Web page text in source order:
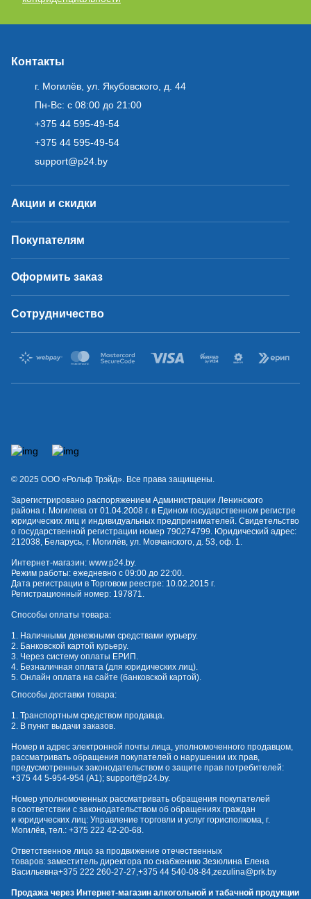
Контакты
г. Могилёв, ул. Якубовского, д. 44
Пн-Вс: с 08:00 до 21:00
+375 44 595-49-54
+375 44 595-49-54
support@p24.by
Акции и скидки
Покупателям
Оформить заказ
Сотрудничество
© 2025 OOO «Рольф Трэйд». Все права защищены.
Зарегистрировано распоряжением Администрации Ленинского
района г. Могилева от 01.04.2008 г. в Едином государственном регистре
юридических лиц и индивидуальных предпринимателей. Свидетельство
о государственной регистрации номер 790274799. Юридический адрес:
212038, Беларусь, г. Могилёв, ул. Мовчанского, д. 53, оф. 1.
Интернет-магазин: www.p24.by.
Режим работы: ежедневно с 09:00 до 22:00.
Дата регистрации в Торговом реестре: 10.02.2015 г.
Регистрационный номер: 197871.
Способы оплаты товара:
1. Наличными денежными средствами курьеру.
2. Банковской картой курьеру.
3. Через систему оплаты ЕРИП.
4. Безналичная оплата (для юридических лиц).
5. Онлайн оплата на сайте (банковской картой).
Способы доставки товара:
1. Транспортным средством продавца.
2. В пункт выдачи заказов.
Номер и адрес электронной почты лица, уполномоченного продавцом,
рассматривать обращения покупателей о нарушении их прав,
предусмотренных законодательством о защите прав потребителей:
+375 44 5-954-954 (А1); support@p24.by.
Номер уполномоченных рассматривать обращения покупателей
в соответствии с законодательством об обращениях граждан
и юридических лиц: Управление торговли и услуг горисполкома, г.
Могилёв, тел.: +375 222 42-20-68.
Ответственное лицо за продвижение отечественных
товаров: заместитель директора по снабжению Зезюлина Елена
Васильевна+375 222 260-27-27,+375 44 540-08-84,zezulina@prk.by
Продажа через Интернет-магазин алкогольной и табачной продукции